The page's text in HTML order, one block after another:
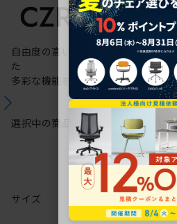
自由度の高いケーブリング機能と
た
多彩な機能を備えた次世代のスタン
選択中の商品情報 保証 注意事項
サイズ